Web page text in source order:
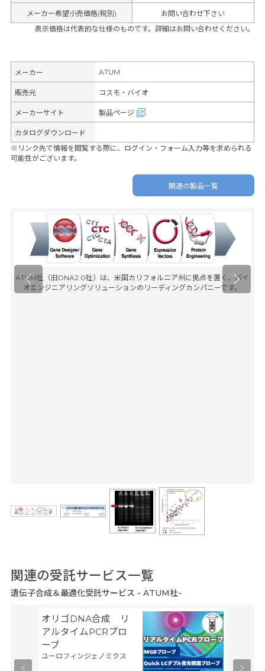
メーカー希望小売価格(税別)
お問い合わせ下さい
表示価格は代表的な仕様のものです。詳細はお問い合わせください。
メーカー ATUM
販売元 コスモ・バイオ
メーカーサイト 製品ページ
カタログダウンロード
※リンク先で情報を閲覧する際に、ログイン・フォーム入力等を求められる
可能性がございます。
関連の製品一覧
ATUM社（旧DNA2.0社）は、米国カリフォルニア州に拠点を置く、バイ
オエンジニアリングソリューションのリーディングカンパニーです。
関連の受託サービス一覧
遺伝子合成＆最適化受託サービス - ATUM社-
オリゴDNA合成 リ
アルタイムPCRプロ
ーブ
ユーロフィンジェノミクス
ティフ